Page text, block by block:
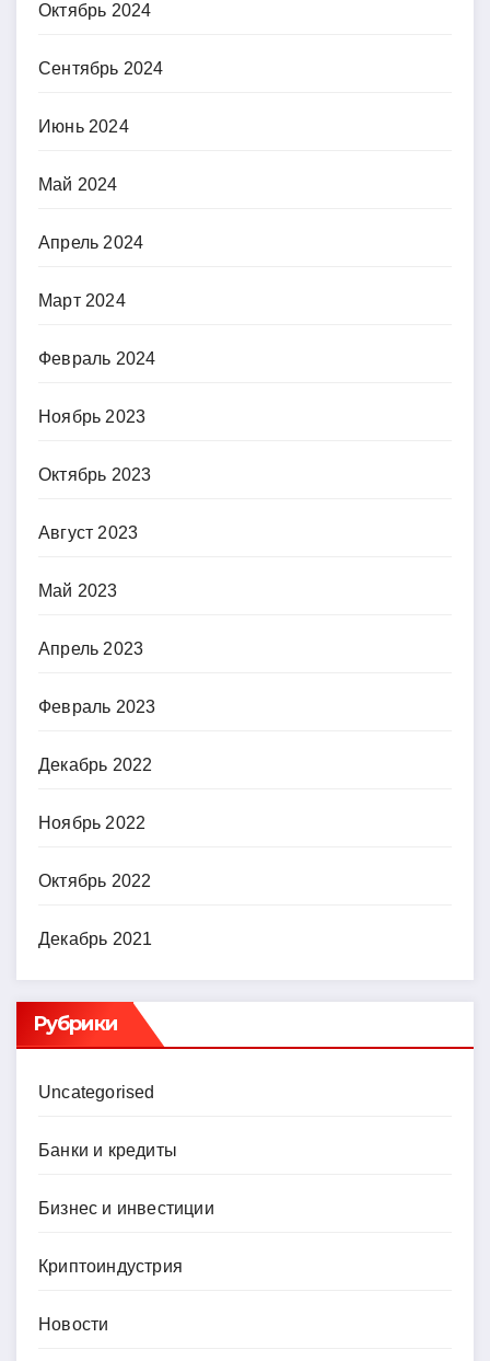
Октябрь 2024
Сентябрь 2024
Июнь 2024
Май 2024
Апрель 2024
Март 2024
Февраль 2024
Ноябрь 2023
Октябрь 2023
Август 2023
Май 2023
Апрель 2023
Февраль 2023
Декабрь 2022
Ноябрь 2022
Октябрь 2022
Декабрь 2021
Рубрики
Uncategorised
Банки и кредиты
Бизнес и инвестиции
Криптоиндустрия
Новости